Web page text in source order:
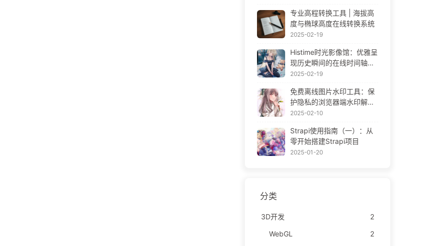
专业高程转换工具 | 海拔高
度与椭球高度在线转换系统
2025-02-19
Histime时光影像馆：优雅呈
现历史瞬间的在线时间轴相
册 | Historical Photo Timeli
2025-02-19
免费离线图片水印工具：保
护隐私的浏览器端水印解决
方案 | Free Offline Image
2025-02-10
Strapi使用指南（一）：从
零开始搭建Strapi项目
2025-01-20
分类
3D开发
2
WebGL
2